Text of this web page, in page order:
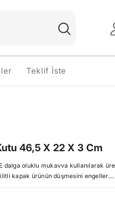
Teklif İste
46,5 X 22 X 3 Cm
dalga oluklu mukavva kullanılarak
kapak ürünün düşmesini engeller....